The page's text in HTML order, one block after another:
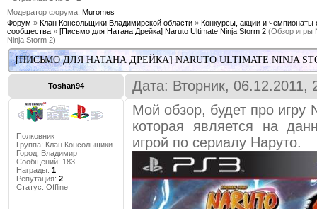
Модератор форума: Muromes
Форум » Клан Консольщики Владимирской области » Конкурсы, акции и чемпионаты
сообщества » [Письмо для Натана Дрейка] Naruto Ultimate Ninja Storm 2 (Обзор игры
Ninja Storm 2)
[ПИСЬМО ДЛЯ НАТАНА ДРЕЙКА] NARUTO ULTIMATE NINJA
Toshan94 Дата: Вторник,
Полковник
Группа: Клан Консольщики
Город: Владимир
Сообщений: 183
Награды: 1
Репутация: 2
Статус: Offline
Мой обзор, будет про игру
которая является на
игрой по сериалу Наруто.